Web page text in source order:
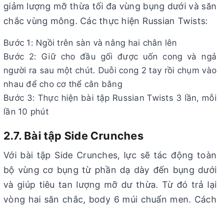
giảm lượng mỡ thừa tối đa vùng bụng dưới và săn
chắc vùng mông. Các thực hiện Russian Twists:
Bước 1: Ngồi trên sàn và nâng hai chân lên
Bước 2: Giữ cho đầu gối được uốn cong và ngả
người ra sau một chút. Duỗi cong 2 tay rồi chụm vào
nhau để cho cơ thể cân bằng
Bước 3: Thực hiện bài tập Russian Twists 3 lần, mỗi
lần 10 phút
2.7. Bài tập Side Crunches
Với bài tập Side Crunches, lực sẽ tác động toàn
bộ vùng cơ bụng từ phần dạ dày đến bụng dưới
và giúp tiêu tan lượng mỡ dư thừa. Từ đó trả lại
vòng hai săn chắc, body 6 múi chuẩn men. Cách